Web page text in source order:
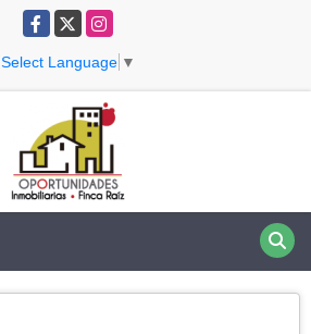
Facebook
X Instagram
Select Language ▼